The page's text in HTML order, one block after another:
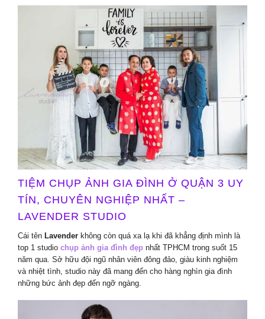
TIỆM CHỤP ẢNH GIA ĐÌNH Ở QUẬN 3 UY
TÍN, CHUYÊN NGHIỆP NHẤT –
LAVENDER STUDIO
Cái tên Lavender không còn quá xa lạ khi đã khẳng định mình là
top 1 studio chụp ảnh gia đình đẹp nhất TPHCM trong suốt 15
năm qua. Sở hữu đội ngũ nhân viên đông đảo, giàu kinh nghiệm
và nhiệt tình, studio này đã mang đến cho hàng nghìn gia đình
những bức ảnh đẹp đến ngỡ ngàng.